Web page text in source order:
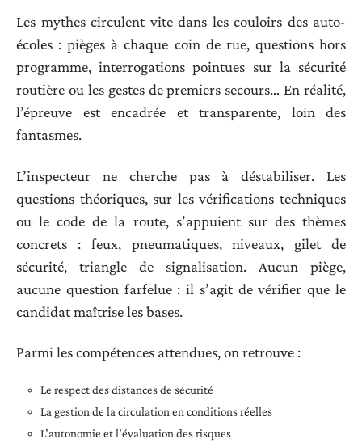
Les mythes circulent vite dans les couloirs des auto-
écoles : pièges à chaque coin de rue, questions hors
programme, interrogations pointues sur la sécurité
routière ou les gestes de premiers secours… En réalité,
l’épreuve est encadrée et transparente, loin des
fantasmes.
L’inspecteur ne cherche pas à déstabiliser. Les
questions théoriques, sur les vérifications techniques
ou le code de la route, s’appuient sur des thèmes
concrets : feux, pneumatiques, niveaux, gilet de
sécurité, triangle de signalisation. Aucun piège,
aucune question farfelue : il s’agit de vérifier que le
candidat maîtrise les bases.
Parmi les compétences attendues, on retrouve :
Le respect des distances de sécurité
La gestion de la circulation en conditions réelles
L’autonomie et l’évaluation des risques